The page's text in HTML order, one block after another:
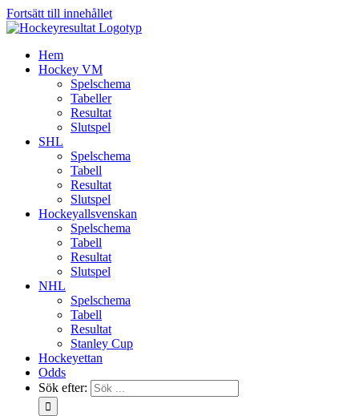
Fortsätt till innehållet
Hem
Hockey VM
Spelschema
Tabeller
Resultat
Slutspel
SHL
Spelschema
Tabell
Resultat
Slutspel
Hockeyallsvenskan
Spelschema
Tabell
Resultat
Slutspel
NHL
Spelschema
Tabell
Resultat
Stanley Cup
Hockeyettan
Odds
Sök efter: